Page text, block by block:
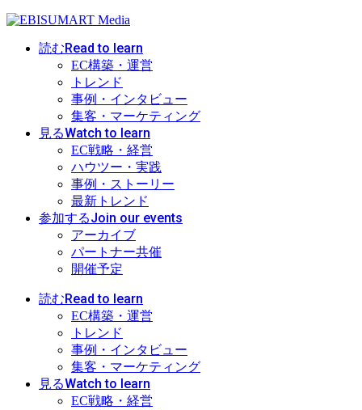
読むRead to learn
EC構築・運営
トレンド
事例・インタビュー
集客・マーケティング
見るWatch to learn
EC戦略・経営
ハウツー・実践
事例・ストーリー
最新トレンド
参加するJoin our events
アーカイブ
パートナー共催
開催予定
読むRead to learn
EC構築・運営
トレンド
事例・インタビュー
集客・マーケティング
見るWatch to learn
EC戦略・経営